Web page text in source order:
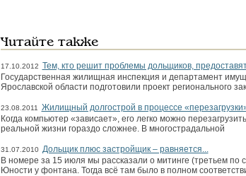
Читайте также
17.10.2012 Тем, кто решит проблемы дольщиков,
Государственная жилищная инспекция и департамент
Ярославской области подготовили проект регионального
23.08.2011
Жилищный долгострой в процессе
Когда компьютер «зависает», его легко можно
реальной жизни гораздо сложнее. В многострадальной
31.07.2010 Дольщик плюс застройщик – равняется...
В номере за 15 июля мы рассказали о митинге (третьем
Юности у фонтана. Тогда всё там было в полном